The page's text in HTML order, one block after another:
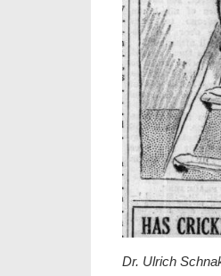
Dr. Ulrich